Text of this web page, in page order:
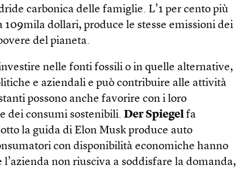
carbonica delle famiglie. L’1 per cento più
109mila dollari, produce le stesse emissioni dei
del pianeta.
nelle fonti fossili o in quelle alternative,
e aziendali e può contribuire alle attività
possono anche favorire con i loro
dei consumi sostenibili.Der Spiegel fa
la guida di Elon Musk produce auto
con disponibilità economiche hanno
non riusciva a soddisfare la domanda,